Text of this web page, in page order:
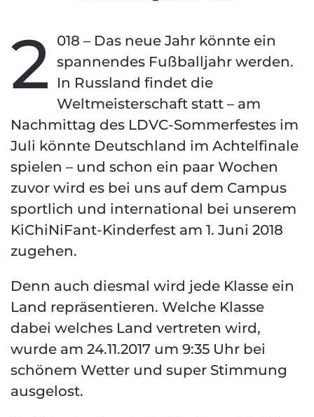
2 018 – Das neue Jahr könnte ein
spannendes Fußballjahr werden.
In Russland findet die
Weltmeisterschaft statt – am
Nachmittag des LDVC-Sommerfestes im
Juli könnte Deutschland im Achtelfinale
spielen – und schon ein paar Wochen
zuvor wird es bei uns auf dem Campus
sportlich und international bei unserem
KiChiNiFant-Kinderfest am 1. Juni 2018
zugehen.
Denn auch diesmal wird jede Klasse ein
Land repräsentieren. Welche Klasse
dabei welches Land vertreten wird,
wurde am 24.11.2017 um 9:35 Uhr bei
schönem Wetter und super Stimmung
ausgelost.